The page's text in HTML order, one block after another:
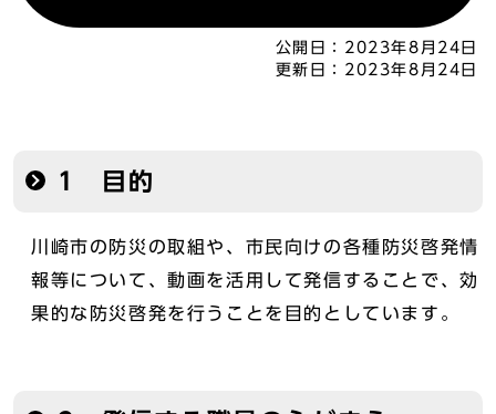
公開日： 2023年8月24日
更新日： 2023年8月24日
1 目的
川崎市の防災の取組や、市民向けの各種防災啓発情
報等について、動画を活用して発信することで、効
果的な防災啓発を行うことを目的としています。